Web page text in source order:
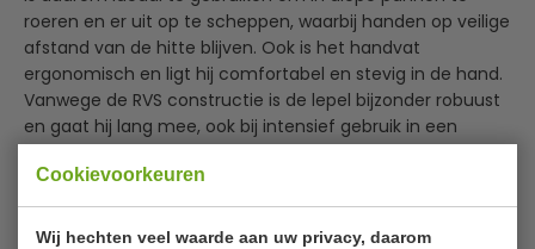
Cookievoorkeuren
Wij hechten veel waarde aan uw privacy, daarom
roeren en er uit op te scheppen, waarbij handen op veilige
afstand van de hitte blijven. Ook is het handvat
ergonomisch en ligt hij comfortabel en stevig in de hand.
Vanwege de RVS constructie is de lepel bijzonder robuust
en gaat hij lang mee, ook bij intensief gebruik in een
het uiteinde om hem op te kunnen hangen.
Handvaat met haak